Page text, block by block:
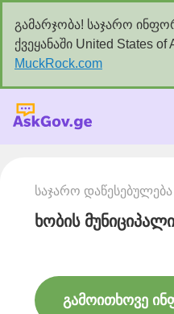
გამარჯობა! საჯარო
ქვეყანაში United States
MuckRock.com
საჯარო დაწესებულება
ხობის
გამოითხოვე